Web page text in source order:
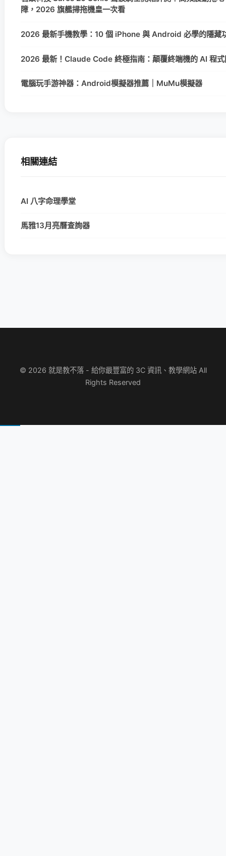
障，2026 旗艦掃拖機皇一次看
2026 最新手機教學：10 個 iPhone 與 Android 必學的隱藏
2026 最新！Claude Code 終極指南：顛覆終端機的 AI 程式
電腦玩手游神器：Android模擬器推薦｜MuMu模擬器
相關連結
AI 八字命理學堂
馬雅13月亮曆查詢器
© 2026 就是教不落 - 給你最豐富的 3C 資訊、教學網站 All
Rights Reserved